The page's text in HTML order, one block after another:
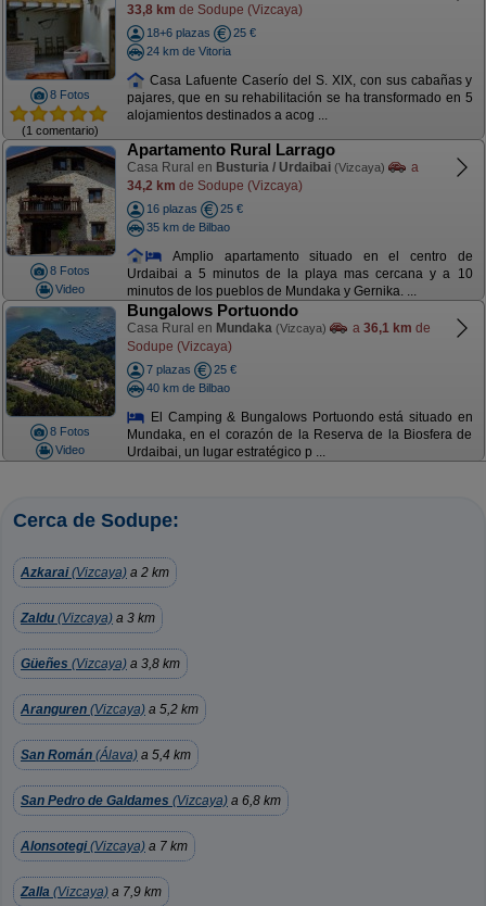
8 Fotos
(1 comentario)
33,8 km de Sodupe (Vizcaya)
18+6 plazas
25 €
24 km de Vitoria
Casa Lafuente Caserío del S. XIX, con sus cabañas y
pajares, que en su rehabilitación se ha transformado en 5
alojamientos destinados a acog ...
8 Fotos
Video
Apartamento Rural Larrago
Casa Rural en Busturia / Urdaibai (Vizcaya)
a
34,2 km de Sodupe (Vizcaya)
16 plazas
25 €
35 km de Bilbao
Amplio apartamento situado en el centro de
Urdaibai a 5 minutos de la playa mas cercana y a 10
minutos de los pueblos de Mundaka y Gernika. ...
8 Fotos
Video
Bungalows Portuondo
Casa Rural en Mundaka (Vizcaya) a 36,1 km de
Sodupe (Vizcaya)
7 plazas
25 €
40 km de Bilbao
El Camping & Bungalows Portuondo está situado en
Mundaka, en el corazón de la Reserva de la Biosfera de
Urdaibai, un lugar estratégico p ...
Cerca de Sodupe:
Azkarai(Vizcaya) a 2 km
Zaldu (Vizcaya) a 3 km
Güeñes (Vizcaya) a 3,8 km
Aranguren (Vizcaya) a 5,2 km
San Román (Álava) a 5,4 km
San Pedro de Galdames (Vizcaya) a 6,8 km
Alonsotegi(Vizcaya) a 7 km
Zalla (Vizcaya) a 7,9 km